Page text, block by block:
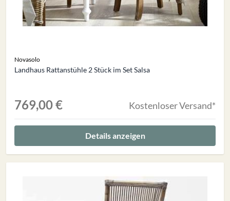
Novasolo
Landhaus Rattanstühle 2 Stück im Set Salsa
769,00 € Kostenloser Versand*
Details anzeigen